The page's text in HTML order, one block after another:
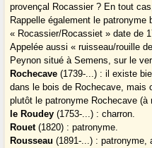
provençal Rocassier ? En tout
Rappelle également le
« Rocassier/Rocassiet » date de
Appelée aussi « ruisseau/rouille
Peynon situé à Semens, sur le
Rochecave (1739-...) : il existe
dans le bois de Rochecave, mais
plutôt le patronyme Rochecave (à
le Roudey (1753-...) : charron.
Rouet(1820) : patronyme.
Rousseau (1891-...) : patronyme,